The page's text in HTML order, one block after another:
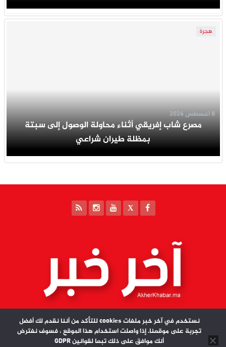
هجرة
مصرع شاب إفريقي أثناء محاولة الوصول إلى سبتة
بمظلة طيران شراعي
8 أغسطس 2026
نستخدم في آخر خبر ملفات cookies للتأكد من أننا نقدم لك أفضل
تجربة على موقعنا. إذا واصلت استخدام هذا الموقع ، فسوف نفترض
أنك موافق على ذلك تبعا لقوانين GDPR